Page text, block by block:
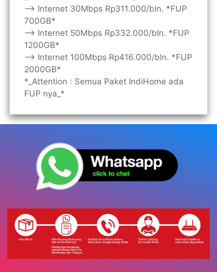
—> Internet 30Mbps Rp311.000/bln. *FUP
700GB*
—> Internet 50Mbps Rp332.000/bln. *FUP
1200GB*
—> Internet 100Mbps Rp416.000/bln. *FUP
2000GB*
*_Attention : Semua Paket IndiHome ada
FUP nya_*